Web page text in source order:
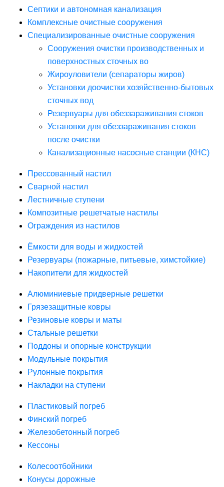
Септики и автономная канализация
Комплексные очистные сооружения
Специализированные очистные сооружения
Сооружения очистки производственных и
поверхностных сточных во
Жироуловители (сепараторы жиров)
Установки доочистки хозяйственно-бытовых
сточных вод
Резервуары для обеззараживания стоков
Установки для обеззараживания стоков
после очистки
Канализационные насосные станции (КНС)
Прессованный настил
Сварной настил
Лестничные ступени
Композитные решетчатые настилы
Ограждения из настилов
Ёмкости для воды и жидкостей
Резервуары (пожарные, питьевые, химстойкие)
Накопители для жидкостей
Алюминиевые придверные решетки
Грязезащитные ковры
Резиновые ковры и маты
Стальные решетки
Поддоны и опорные конструкции
Модульные покрытия
Рулонные покрытия
Накладки на ступени
Пластиковый погреб
Финский погреб
Железобетонный погреб
Кессоны
Колесоотбойники
Конусы дорожные